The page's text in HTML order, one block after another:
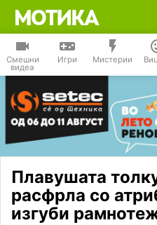
Смешни
видеа
Игри Мистерии
Плавушата
расфрла со
изгуби